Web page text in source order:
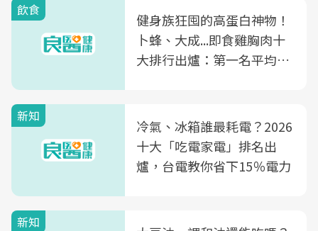
飲食
健身族狂囤的高蛋白神物！
卜蜂、大成...即食雞胸肉十
大排行出爐：第一名平均一
新知
冷氣、冰箱誰最耗電？2026
十大「吃電家電」排名出
爐，台電教你省下15％電力
新知